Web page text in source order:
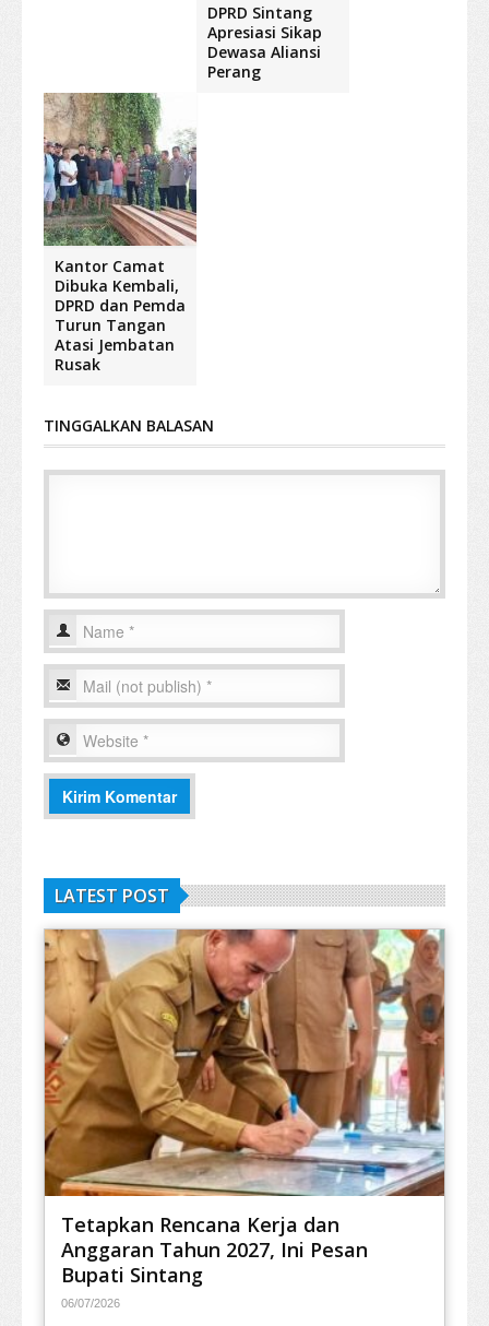
DPRD Sintang
Apresiasi Sikap
Dewasa Aliansi
Perang
Kantor Camat
Dibuka Kembali,
DPRD dan Pemda
Turun Tangan
Atasi Jembatan
Rusak
TINGGALKAN BALASAN
LATEST POST
Tetapkan Rencana Kerja dan
Anggaran Tahun 2027, Ini Pesan
Bupati Sintang
06/07/2026